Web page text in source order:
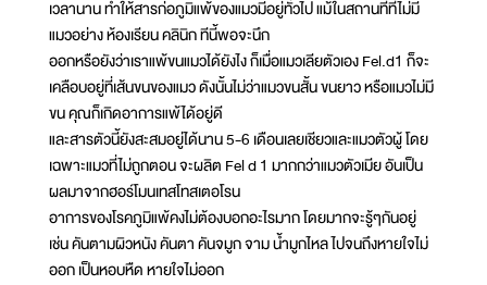
เวลานาน ทำให้สารก่อภูมิแพ้ของแมวมีอยู่ทั่วไป แม้ในสถานที่ที่ไม่มี
แมวอย่าง ห้องเรียน คลินิก ทีนี้พอจะนึก
ออกหรือยังว่าเราแพ้ขนแมวได้ยังไง ก็เมื่อแมวเลียตัวเอง Fel.d1 ก็จะ
เคลือบอยู่ที่เส้นขนของแมว ดังนั้นไม่ว่าแมวขนสั้น ขนยาว หรือแมวไม่มี
ขน คุณก็เกิดอาการแพ้ได้อยู่ดี
และสารตัวนี้ยังสะสมอยู่ได้นาน 5-6 เดือนเลยเชียวและแมวตัวผู้ โดย
เฉพาะแมวที่ไม่ถูกตอน จะผลิต Fel d 1 มากกว่าแมวตัวเมีย อันเป็น
ผลมาจากฮอร์โมนเทสโทสเตอโรน
อาการของโรคภูมิแพ้คงไม่ต้องบอกอะไรมาก โดยมากจะรู้ๆกันอยู่
เช่น คันตามผิวหนัง คันตา คันจมูก จาม น้ำมูกไหล ไปจนถึงหายใจไม่
ออก เป็นหอบหืด หายใจไม่ออก